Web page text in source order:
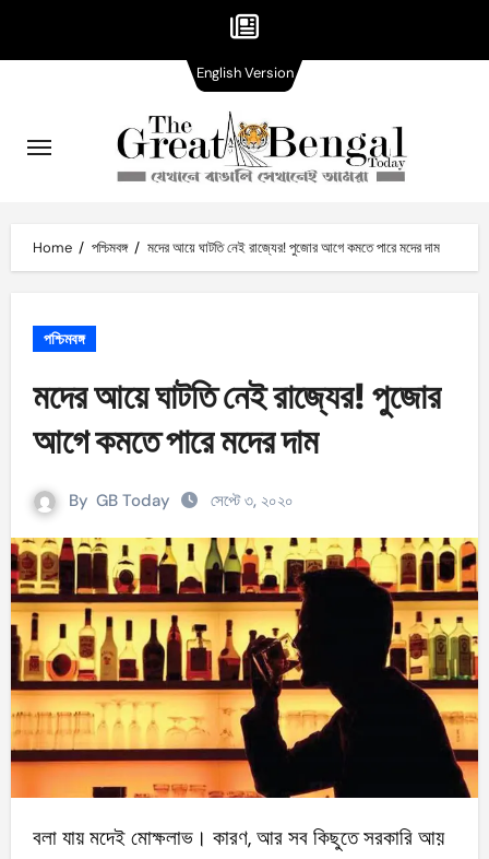
content
Home পশ্চিমবঙ্গ মদের আয়ে ঘাটতি নেই রাজ্যের!‌ পুজোর আগে কমতে পারে মদের দাম
পশ্চিমবঙ্গ
মদের আয়ে ঘাটতি নেই রাজ্যের!‌ পুজোর
আগে কমতে পারে মদের দাম
By GB Today সেপ্টে ৩, ২০২০
বলা যায় মদেই মোক্ষলাভ। কারণ, আর সব কিছুতে সরকারি আয়
English VersionVersion